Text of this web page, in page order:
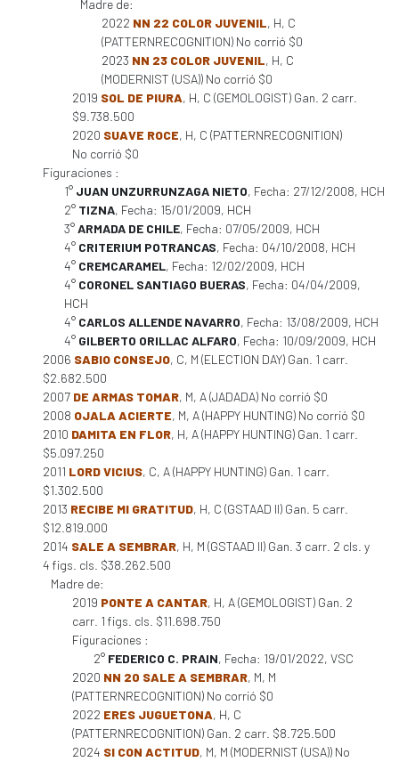
Madre de:
2022 NN 22 COLOR JUVENIL, H, C
(PATTERNRECOGNITION) No corrió $0
2023 NN 23 COLOR JUVENIL, H, C
(MODERNIST (USA)) No corrió $0
2019 SOL DE PIURA, H, C (GEMOLOGIST) Gan. 2 carr.
$9.738.500
2020 SUAVE ROCE, H, C (PATTERNRECOGNITION)
No corrió $0
Figuraciones :
1° JUAN UNZURRUNZAGA NIETO, Fecha: 27/12/2008, HCH
2° TIZNA, Fecha: 15/01/2009, HCH
3°ARMADA DE CHILE, Fecha: 07/05/2009, HCH
4° CRITERIUM POTRANCAS, Fecha: 04/10/2008, HCH
4° CREMCARAMEL, Fecha: 12/02/2009, HCH
4° CORONEL SANTIAGO BUERAS, Fecha: 04/04/2009,
HCH
4° CARLOS ALLENDE NAVARRO, Fecha: 13/08/2009, HCH
4° GILBERTO ORILLAC ALFARO, Fecha: 10/09/2009, HCH
2006 SABIO CONSEJO, C, M (ELECTION DAY) Gan. 1 carr.
$2.682.500
2007 DE ARMAS TOMAR, M, A (JADADA) No corrió $0
2008 OJALA ACIERTE, M, A (HAPPY HUNTING) No corrió $0
2010 DAMITA EN FLOR, H, A (HAPPY HUNTING) Gan. 1 carr.
$5.097.250
2011 LORD VICIUS, C, A (HAPPY HUNTING) Gan. 1 carr.
$1.302.500
2013 RECIBE MI GRATITUD, H, C (GSTAAD II) Gan. 5 carr.
$12.819.000
2014 SALE A SEMBRAR, H, M (GSTAAD II) Gan. 3 carr. 2 cls. y
4 figs. cls. $38.262.500
Madre de:
2019 PONTE A CANTAR, H, A (GEMOLOGIST) Gan. 2
carr. 1 figs. cls. $11.698.750
Figuraciones :
2° FEDERICO C. PRAIN, Fecha: 19/01/2022, VSC
2020 NN 20 SALE A SEMBRAR, M, M
(PATTERNRECOGNITION) No corrió $0
2022 ERES JUGUETONA, H, C
(PATTERNRECOGNITION) Gan. 2 carr. $8.725.500
2024 SI CON ACTITUD, M, M (MODERNIST (USA)) No